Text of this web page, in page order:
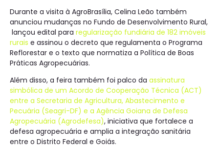
Durante a visita à AgroBrasília, Celina Leão também
anunciou mudanças no Fundo de Desenvolvimento Rural,
lançou edital para regularização fundiária de 182 imóveis
rurais e assinou o decreto que regulamenta o Programa
Reflorestar e o texto que normatiza a Política de Boas
Práticas Agropecuárias.
Além disso, a feira também foi palco da assinatura
simbólica de um Acordo de Cooperação Técnica (ACT)
entre a Secretaria de Agricultura, Abastecimento e
Pecuária (Seagri-DF) e a Agência Goiana de Defesa
Agropecuária (Agrodefesa), iniciativa que fortalece a
defesa agropecuária e amplia a integração sanitária
entre o Distrito Federal e Goiás.